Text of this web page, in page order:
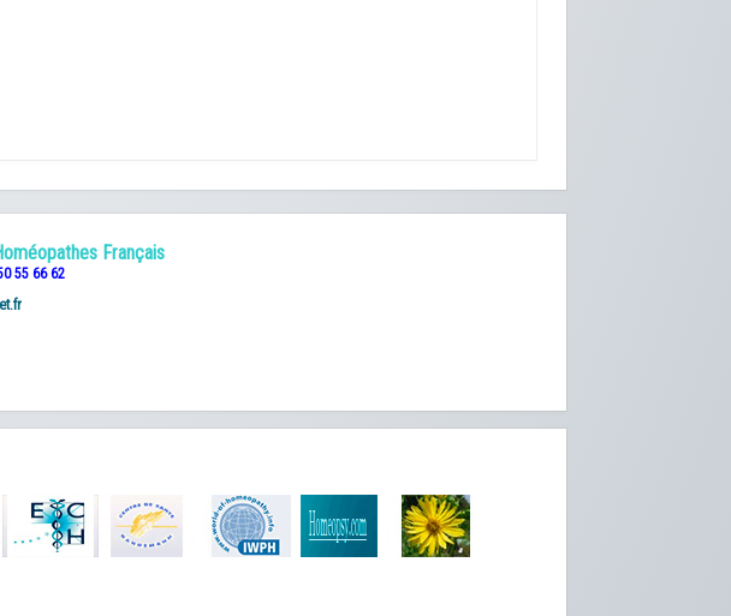
Français
55 66 62